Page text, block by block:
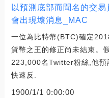
以預測底部而聞名的交
會出現壞消息_MAC
一位為比特幣(BTC)確定
貨幣之王的修正尚未結束。
223,000名Twitter粉絲,他預
快速反.
1900/1/1 0:00:00